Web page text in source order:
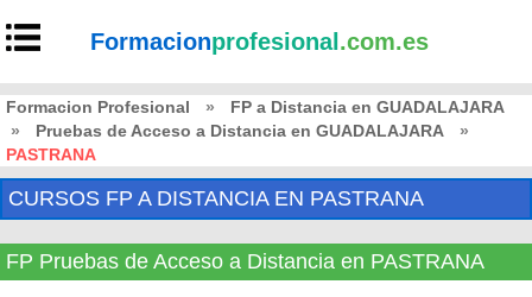
Formacionprofesional .com.es
Formacion Profesional »
FP a Distancia en GUADALAJARA
»
Pruebas de Acceso a Distancia en GUADALAJARA
»
PASTRANA
CURSOS FP A DISTANCIA EN PASTRANA
FP Pruebas de Acceso a Distancia en PASTRANA